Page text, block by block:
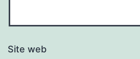
Site web